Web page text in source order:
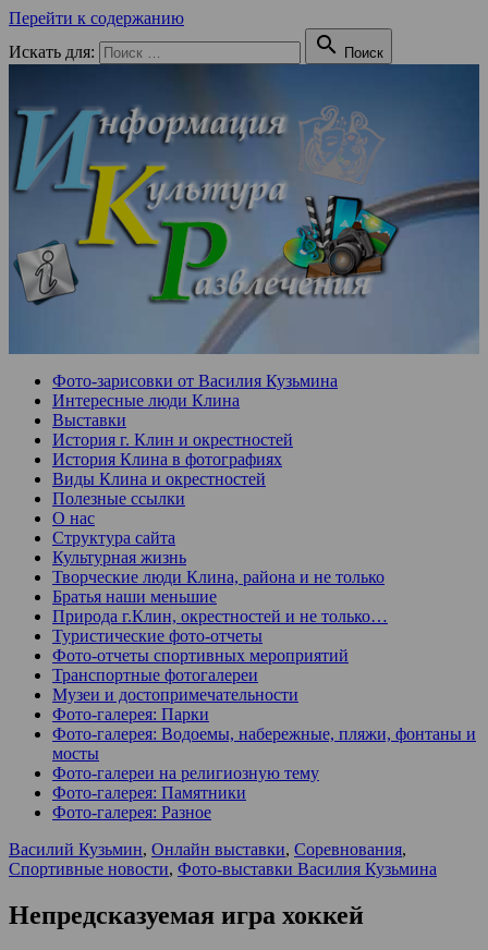
Перейти к содержанию
Искать для:
 Поиск
Фото-зарисовки от Василия Кузьмина
Интересные люди Клина
Выставки
История г. Клин и окрестностей
История Клина в фотографиях
Виды Клина и окрестностей
Полезные ссылки
О нас
Структура сайта
Культурная жизнь
Творческие люди Клина, района и не только
Братья наши меньшие
Природа г.Клин, окрестностей и не только…
Туристические фото-отчеты
Фото-отчеты спортивных мероприятий
Транспортные фотогалереи
Музеи и достопримечательности
Фото-галерея: Парки
Фото-галерея: Водоемы, набережные, пляжи, фонтаны и
мосты
Фото-галереи на религиозную тему
Фото-галерея: Памятники
Фото-галерея: Разное
Василий Кузьмин, Онлайн выставки, Соревнования,
Спортивные новости, Фото-выставки Василия Кузьмина
Непредсказуемая игра хоккей